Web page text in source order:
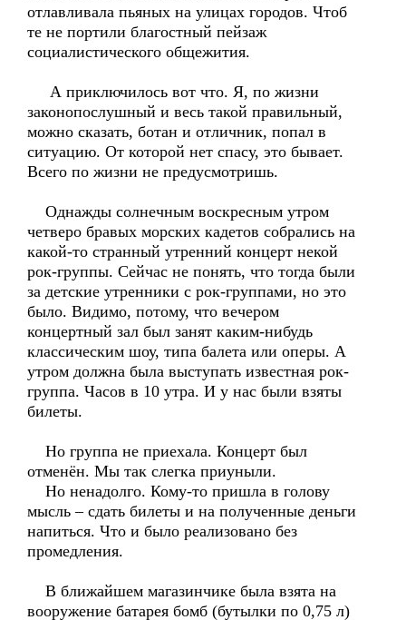
отлавливала пьяных на улицах городов. Чтоб
те не портили благостный пейзаж
социалистического общежития.
А приключилось вот что. Я, по жизни
законопослушный и весь такой правильный,
можно сказать, ботан и отличник, попал в
ситуацию. От которой нет спасу, это бывает.
Всего по жизни не предусмотришь.
Однажды солнечным воскресным утром
четверо бравых морских кадетов собрались на
какой-то странный утренний концерт некой
рок-группы. Сейчас не понять, что тогда были
за детские утренники с рок-группами, но это
было. Видимо, потому, что вечером
концертный зал был занят каким-нибудь
классическим шоу, типа балета или оперы. А
утром должна была выступать известная рок-
группа. Часов в 10 утра. И у нас были взяты
билеты.
Но группа не приехала. Концерт был
отменён. Мы так слегка приуныли.
Но ненадолго. Кому-то пришла в голову
мысль – сдать билеты и на полученные деньги
напиться. Что и было реализовано без
промедления.
В ближайшем магазинчике была взята на
вооружение батарея бомб (бутылки по 0,75 л)